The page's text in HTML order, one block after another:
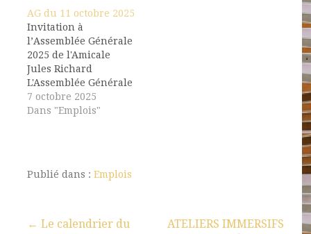
AG du 11 octobre 2025
Invitation à
l’Assemblée Générale
2025 de l'Amicale
Jules Richard
L'Assemblée Générale
de notre association
se tiendra à l'école
Carducci, 75019
de l’Amicale Jules
7 octobre 2025
Dans "Emplois"
Publié dans : Emplois
← Le calendrier du ATELIERS IMMERSIFS